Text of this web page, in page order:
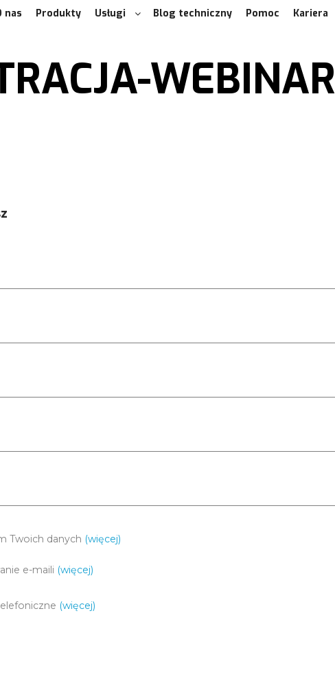
nas Produkty Usługi Blog techniczny Pomoc Kariera
WEBINAR